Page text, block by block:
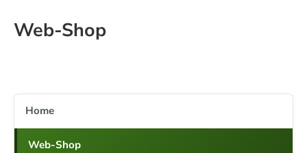
Web-Shop
Home
Web-Shop